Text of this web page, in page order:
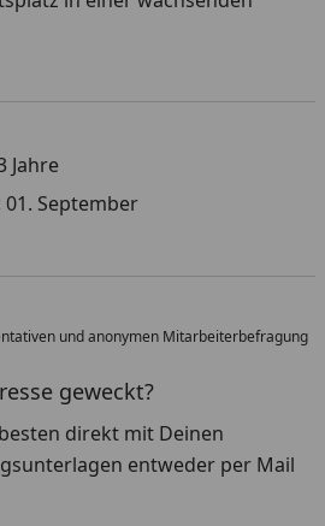
Jahre
September
und anonymen Mitarbeiterbefragung
geweckt?
direkt mit Deinen
entweder per Mail